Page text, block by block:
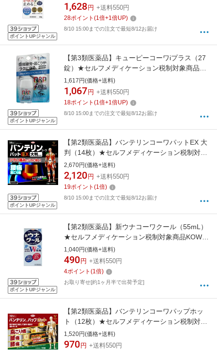
ポイントUPジャンル
1,628 円 +送料550円
28ポイント (1倍+1倍UP)
8/10 15:00までの注文で最短8/12お届け
ポイントUPジャンル
【第3類医薬品】キューピーコーワiプラス（27
錠）★セルフメディケーション税制対象商品
【wtmedi】KOWA｜興和
1,617円(価格+送料)
1,067 円 +送料550円
18ポイント (1倍+1倍UP)
8/10 15:00までの注文で最短8/12お届け
ポイントUPジャンル
【第2類医薬品】バンテリンコーワパットEX 大
判（14枚）★セルフメディケーション税制対象
商品KOWA｜興和
2,670円(価格+送料)
2,120 円 +送料550円
19ポイント (1倍)
8/10 15:00までの注文で最短8/12お届け
ポイントUPジャンル
【第2類医薬品】新ウナコーワクール（55mL）
★セルフメディケーション税制対象商品KOWA
｜興和
1,040円(価格+送料)
490 円 +送料550円
4ポイント (1倍)
お取り寄せ[約1ヶ月半で出荷予定]
【第2類医薬品】バンテリンコーワパップホッ
ト（12枚）★セルフメディケーション税制対象
商品KOWA｜興和
1,520円(価格+送料)
970 円 +送料550円